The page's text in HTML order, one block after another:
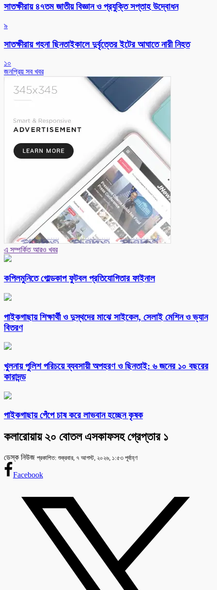
সাতক্ষীরায় ৪৭তম জাতীয় বিজ্ঞান ও প্রযুক্তি সপ্তাহ উদ্বোধন
৯
সাতক্ষীরায় গহনা ছিনতাইকালে দুর্বৃত্তের ইটের আঘাতে নারী নিহত
১০
জনপ্রিয় সব খবর
এ সম্পর্কিত আরও খবর
কপিলমুনিতে গোল্ডকাপ ফুটবল প্রতিযোগিতার ফাইনাল
পাইকগাছায় শিক্ষার্থী ও দুস্থদের মাঝে সাইকেল, সেলাই মেশিন ও ভ্যান
বিতরণ
খুলনায় পুলিশ পরিচয়ে ব্যবসায়ী অপহরণ ও ছিনতাই: ৬ জনের ১০ বছরের
কারাদন্ড
পাইকগাছায় পেঁপে চাষ করে লাভবান হচ্ছেন কৃষক
কলারোয়ায় ২০ বোতল এসকাফসহ গ্রেপ্তার ১
ডেস্ক নিউজ প্রকাশিত: শুক্রবার, ৭ আগস্ট, ২০২৬, ১:৫৩ পূর্বাহ্ণ
Facebook